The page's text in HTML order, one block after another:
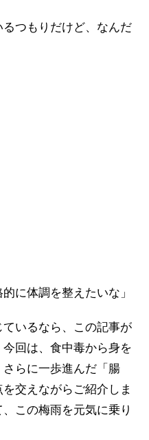
るつもりだけど、なんだ
に体調を整えたいな」
いるなら、この記事が
回は、食中毒から身を
らに一歩進んだ「腸
交えながらご紹介しま
この梅雨を元気に乗り